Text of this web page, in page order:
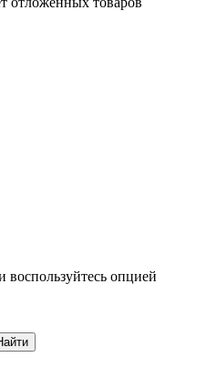
воспользуйтесь опцией